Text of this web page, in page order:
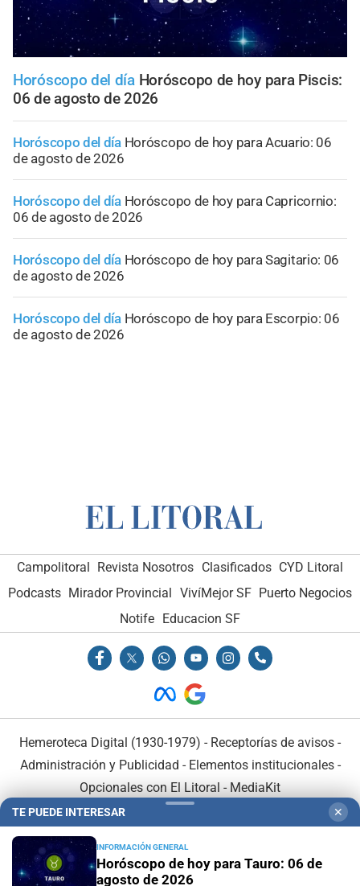
Horóscopo del día Horóscopo de hoy para Piscis:
06 de agosto de 2026
Horóscopo del día Horóscopo de hoy para Acuario: 06
de agosto de 2026
Horóscopo del día Horóscopo de hoy para Capricornio:
06 de agosto de 2026
Horóscopo del día Horóscopo de hoy para Sagitario: 06
de agosto de 2026
Horóscopo del día Horóscopo de hoy para Escorpio: 06
de agosto de 2026
Campolitoral Revista Nosotros Clasificados CYD Litoral
Podcasts Mirador Provincial VivíMejor SF Puerto Negocios
Notife
Educacion SF
Hemeroteca Digital (1930-1979) - Receptorías de avisos -
Administración y Publicidad - Elementos institucionales-
Opcionales con El Litoral - MediaKit
TE PUEDE INTERESAR ✕
INFORMACIÓN GENERAL
Horóscopo de hoy para Tauro: 06 de
agosto de 2026